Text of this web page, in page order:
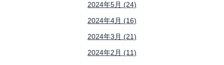
2024年5月 (24)
2024年4月 (16)
2024年3月 (21)
2024年2月 (11)